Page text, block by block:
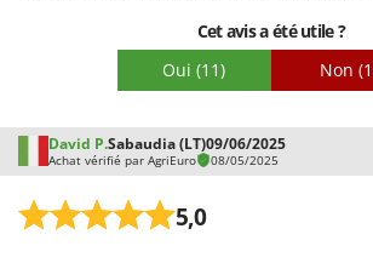
les volets et le mobilier de jardin. Un
aurait donc été un choix judicieux. Je
d'opter pour un modèle professionnel,
pèse deux fois plus lourd, est silencieux et
des matériaux très différents de ceux du
performant. C'est tout ce qu'il faut. On
accessoires au besoin, mais il s'agit avant
professionnelle. Personnellement, j'utilise
Cet avis a été utile ?
Oui (11) Non
David P.Sabaudia (LT)09/06/2025
Achat vérifié par AgriEuro 08/05/2025
5,0